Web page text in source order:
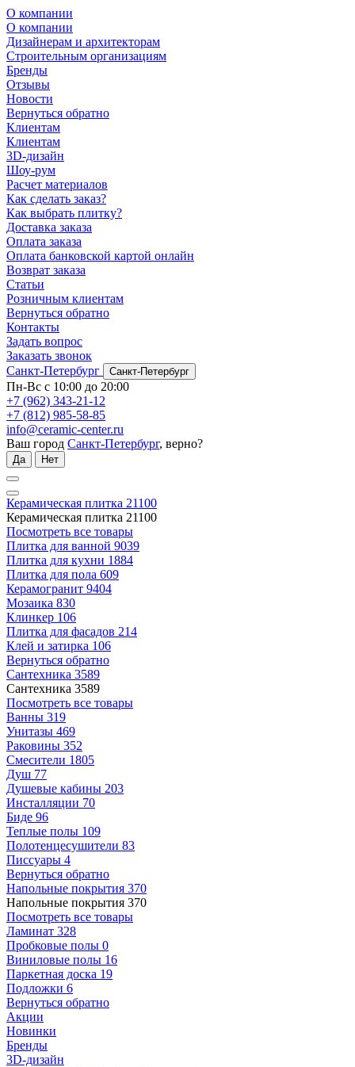
О компании
О компании
Дизайнерам и архитекторам
Строительным организациям
Бренды
Отзывы
Новости
Вернуться обратно
Клиентам
Клиентам
3D-дизайн
Шоу-рум
Расчет материалов
Как сделать заказ?
Как выбрать плитку?
Доставка заказа
Оплата заказа
Оплата банковской картой онлайн
Возврат заказа
Статьи
Розничным клиентам
Вернуться обратно
Контакты
Задать вопрос
Заказать звонок
Санкт-Петербург
Санкт-Петербург
Пн-Вс с 10:00 до 20:00
+7 (962) 343-21-12
+7 (812) 985-58-85
info@ceramic-center.ru
Ваш город Санкт-Петербург, верно?
Да Нет
Керамическая плитка 21100
Керамическая плитка 21100
Посмотреть все товары
Плитка для ванной 9039
Плитка для кухни 1884
Плитка для пола 609
Керамогранит 9404
Мозаика 830
Клинкер 106
Плитка для фасадов 214
Клей и затирка 106
Вернуться обратно
Сантехника 3589
Сантехника 3589
Посмотреть все товары
Ванны 319
Унитазы 469
Раковины 352
Смесители 1805
Душ 77
Душевые кабины 203
Инсталляции 70
Биде 96
Теплые полы 109
Полотенцесушители 83
Писсуары 4
Вернуться обратно
Напольные покрытия 370
Напольные покрытия 370
Посмотреть все товары
Ламинат 328
Пробковые полы 0
Виниловые полы 16
Паркетная доска 19
Подложки 6
Вернуться обратно
Акции
Новинки
Бренды
3D-дизайн